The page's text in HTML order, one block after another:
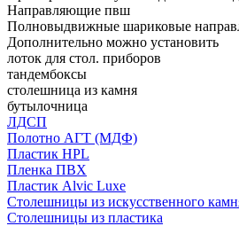
Направляющие пвш
Полновыдвижные шариковые
Дополнительно можно установить
лоток для стол. приборов
тандембоксы
столешница из камня
бутылочница
ЛДСП
Полотно АГТ (МДФ)
Пластик HPL
Пленка ПВХ
Пластик Alvic Luxe
Столешницы из искусственного
Столешницы из пластика